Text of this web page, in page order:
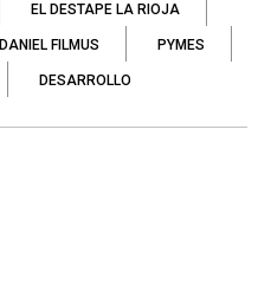
EL DESTAPE LA RIOJA
DANIEL FILMUS PYMES
DESARROLLO